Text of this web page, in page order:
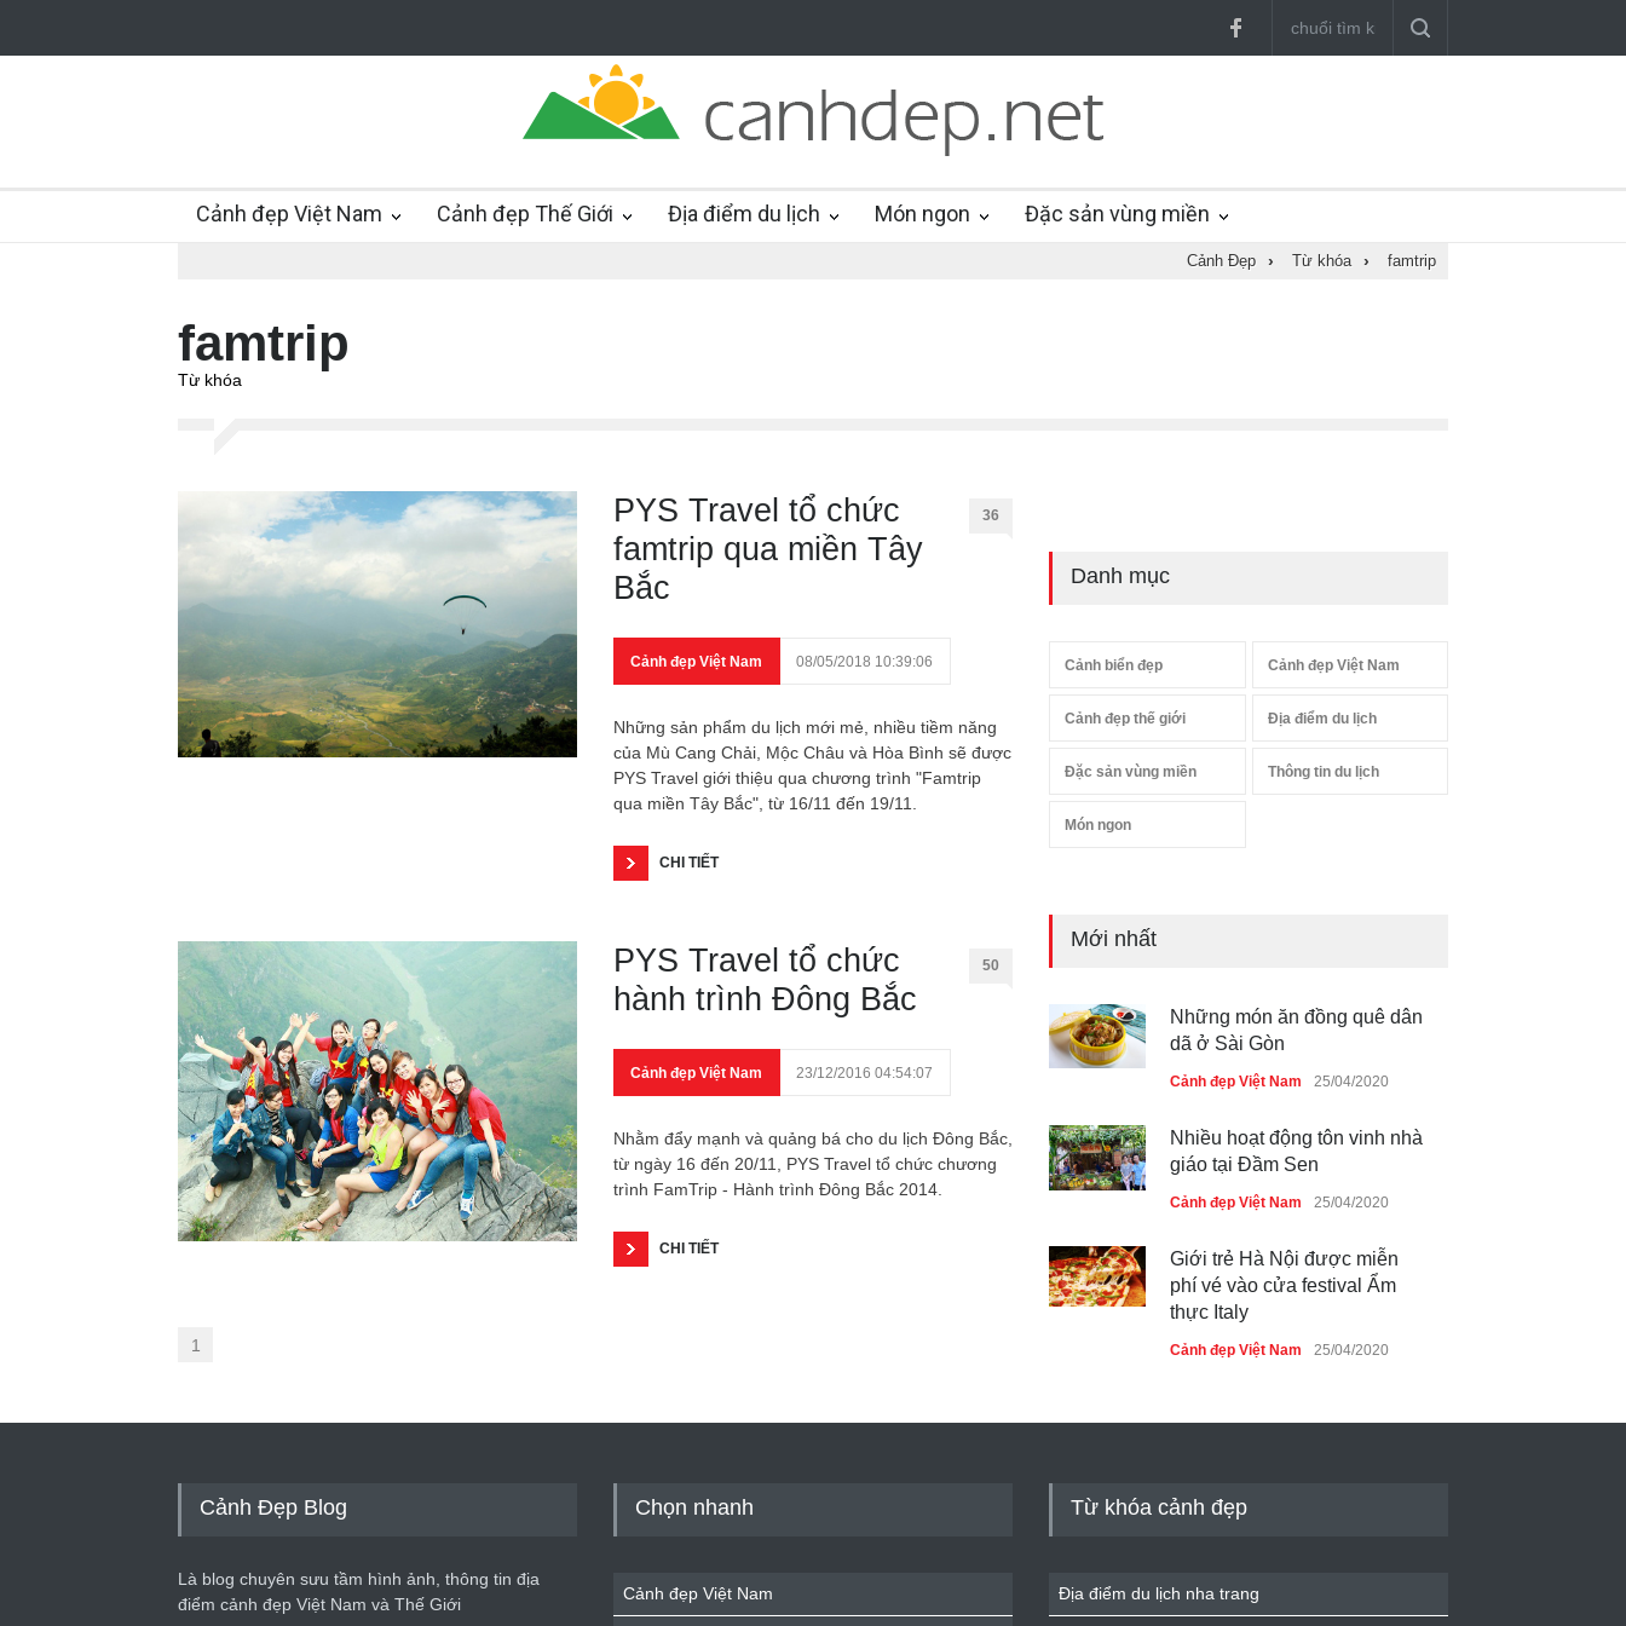
Cảnh đẹp Việt Nam Cảnh đẹp Thế Giới Địa điểm du lịch Món ngon Đặc sản vùng miền
Cảnh Đẹp › Từ khóa › famtrip
famtrip
Từ khóa
PYS Travel tổ chức
famtrip qua miền Tây
Bắc
36
Cảnh đẹp Việt Nam 08/05/2018 10:39:06
Những sản phẩm du lịch mới mẻ, nhiều tiềm năng
của Mù Cang Chải, Mộc Châu và Hòa Bình sẽ được
PYS Travel giới thiệu qua chương trình "Famtrip
qua miền Tây Bắc", từ 16/11 đến 19/11.
CHI TIẾT
PYS Travel tổ chức
hành trình Đông Bắc
50
Cảnh đẹp Việt Nam 23/12/2016 04:54:07
Nhằm đẩy mạnh và quảng bá cho du lịch Đông Bắc,
từ ngày 16 đến 20/11, PYS Travel tổ chức chương
trình FamTrip - Hành trình Đông Bắc 2014.
CHI TIẾT
1
Danh mục
Cảnh biển đẹp Cảnh đẹp Việt Nam
Cảnh đẹp thế giới Địa điểm du lịch
Đặc sản vùng miền Thông tin du lịch
Món ngon
Mới nhất
Những món ăn đồng quê dân
dã ở Sài Gòn
Cảnh đẹp Việt Nam 25/04/2020
Nhiều hoạt động tôn vinh nhà
giáo tại Đầm Sen
Cảnh đẹp Việt Nam 25/04/2020
Giới trẻ Hà Nội được miễn
phí vé vào cửa festival Ẩm
thực Italy
Cảnh đẹp Việt Nam 25/04/2020
Cảnh đẹp Việt Nam
Cảnh Đẹp Blog
Là blog chuyên sưu tầm hình ảnh, thông tin địa
điểm cảnh đẹp Việt Nam và Thế Giới
Chọn nhanh
Cảnh đẹp Việt Nam
Từ khóa cảnh đẹp
Địa điểm du lịch nha trang